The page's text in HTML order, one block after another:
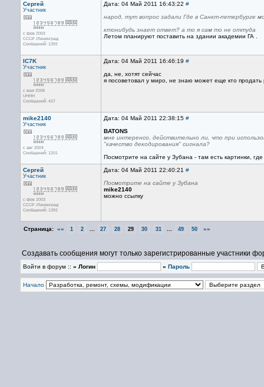
Сергей
Участник
с фев 2003
СССР /Ленинград
Сообщений: 1392
Дата: 04 Май 2011 16:43:22 #
народ, тут вопрос задали Где в Санкт-петербурге
ктонибудь знает ответ? а то я сам то не оттуда
Летом планируют поставить на здании академии ГА .
IC7K
Участник
с мая 2008
UHHH
Сообщений: 437
Дата: 04 Май 2011 16:46:19 #
да, не, хотят сейчас
я посоветовал у миро, не знаю может еще кто
mike2140
Участник
с авг 2004
Сообщений: 1201
Дата: 04 Май 2011 22:38:15 #
BATONS
мне интеренсо, действительно ли, что при
"качество декодирования" сигнала?
Посмотрите на сайте у Зубана - там есть картинки,
Сергей
Участник
с фев 2003
СССР /Ленинград
Сообщений: 1392
Дата: 04 Май 2011 22:40:21 #
Посмотрите на сайте у Зубана
mike2140
можно ссылку
Страница: «« 1 2 27 28 29 30 31 49 50 »»
Создавать сообщения могут только зарегистрированные участники
Войти в форум :: » Логин » Пароль
Начало